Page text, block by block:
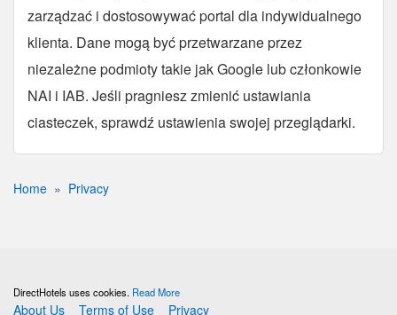
zarządzać i dostosowywać portal dla indywidualnego
klienta. Dane mogą być przetwarzane przez
niezależne podmioty takie jak Google lub członkowie
NAI i IAB. Jeśli pragniesz zmienić ustawiania
ciasteczek, sprawdź ustawienia swojej przeglądarki.
Home Privacy
DirectHotels uses cookies. Read More
About Us Terms of Use Privacy